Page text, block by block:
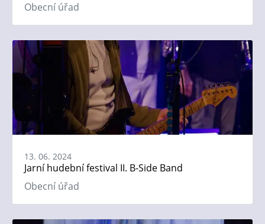
Obecní úřad
13. 06. 2024
Jarní hudební festival II. B-Side Band
Obecní úřad